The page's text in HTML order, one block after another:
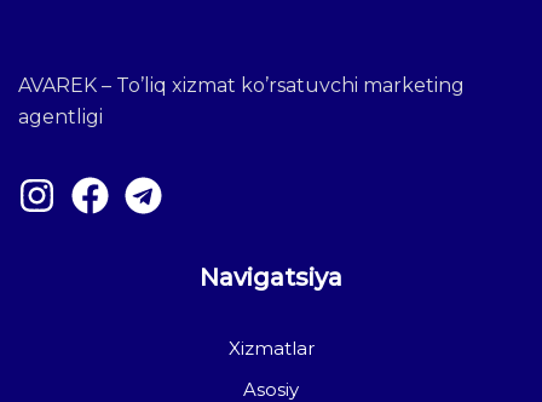
AVAREK – To’liq xizmat ko’rsatuvchi marketing
agentligi
Navigatsiya
Xizmatlar
Asosiy